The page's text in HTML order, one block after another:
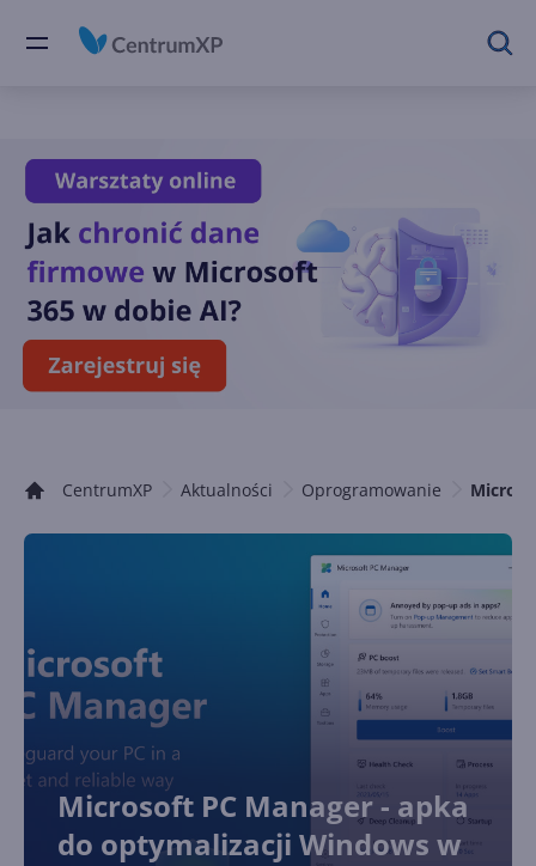
CentrumXP Aktualności Oprogramowanie
Microsoft PC Manager - apka
do optymalizacji Windows w